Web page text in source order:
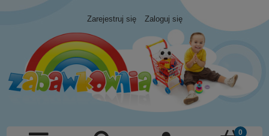
Zarejestruj się Zaloguj się